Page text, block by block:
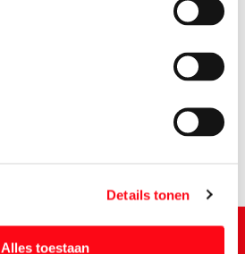
Details tonen
Alles toestaan